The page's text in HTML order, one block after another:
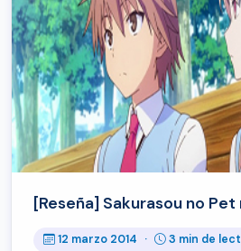
[Reseña] Sakurasou no Pet
12 marzo 2014 · 3 min de